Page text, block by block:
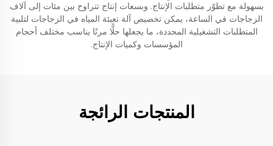
بسهولة مع تطوّر متطلبات الإنتاج. وبسعات إنتاج تتراوح بين مئات إلى آلاف
الزجاجات في الساعة، يمكن تخصيص آلة تعبئة المياه في الزجاجات لتلبية
المتطلبات التشغيلية المحددة، ما يجعلها حلًّا مرنًا يناسب مختلف أحجام
المؤسسات وكميات الإنتاج.
المنتجات الرائجة